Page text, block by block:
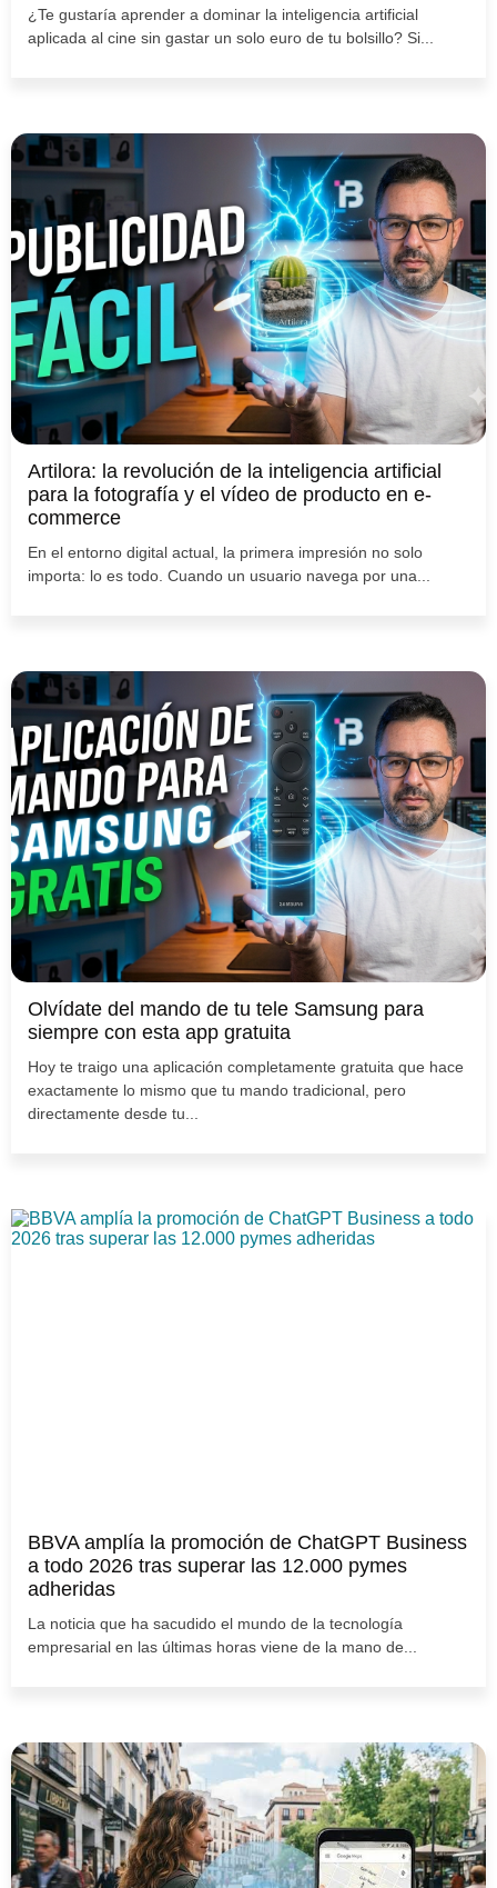
¿Te gustaría aprender a dominar la inteligencia artificial
aplicada al cine sin gastar un solo euro de tu bolsillo? Si...
Artilora: la revolución de la inteligencia artificial
para la fotografía y el vídeo de producto en e-
commerce
En el entorno digital actual, la primera impresión no solo
importa: lo es todo. Cuando un usuario navega por una...
Olvídate del mando de tu tele Samsung para
siempre con esta app gratuita
Hoy te traigo una aplicación completamente gratuita que hace
exactamente lo mismo que tu mando tradicional, pero
directamente desde tu...
BBVA amplía la promoción de ChatGPT Business
a todo 2026 tras superar las 12.000 pymes
adheridas
La noticia que ha sacudido el mundo de la tecnología
empresarial en las últimas horas viene de la mano de...